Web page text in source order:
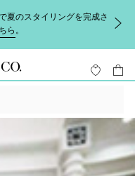
夏のスタイリングを完成さ
ら 。